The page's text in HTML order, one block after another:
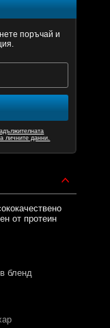
поръчай и
личните данни.
от протеин
бленд